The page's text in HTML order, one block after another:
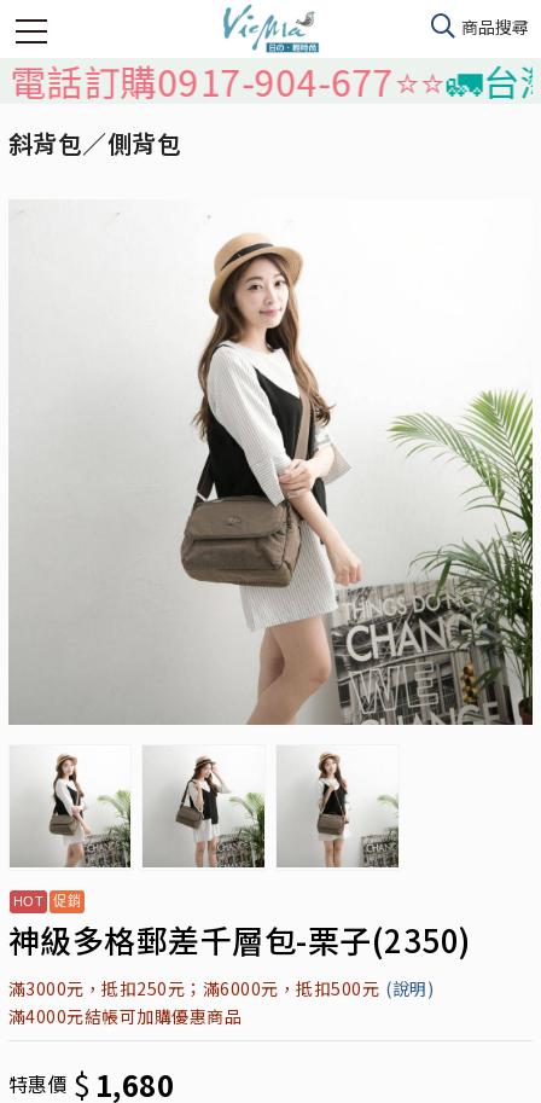
購0917-904-677⭐️⭐️🚛台灣本島
斜背包／側背包
神級多格郵差千層包-栗子(2350)
滿3000元，抵扣250元；滿6000元，抵扣500元 (說明)
滿4000元結帳可加購優惠商品
特惠價 $ 1,680